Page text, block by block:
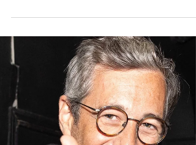
C'est un véritable coup de tonnerre pour les
fidèles du talk-show phare de TMC. Ambre
Chalumeau, la journaliste culture incontournable
et véritable « chouchoute » des téléspectateurs,
ne fera pas partie de l'équipe à la rentrée
prochaine. Ce départ surprise vient chambouler
un paysage audiovisuel déjà en pleine ébullition,
promettant une rentrée de septembre où tout